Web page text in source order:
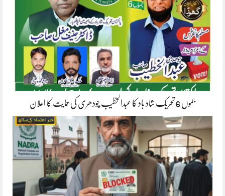
جموں 6 تحریک شاد باد کا عبدالخطیب چودھری کی حمایت کا اعلان